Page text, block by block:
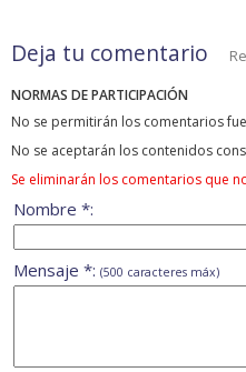
Deja tu comentario
NORMAS DE PARTICIPACIÓN
No se permitirán los comentarios
No se aceptarán los contenidos
Se eliminarán los comentarios que
Nombre *:
Mensaje *: (500 caracteres máx)